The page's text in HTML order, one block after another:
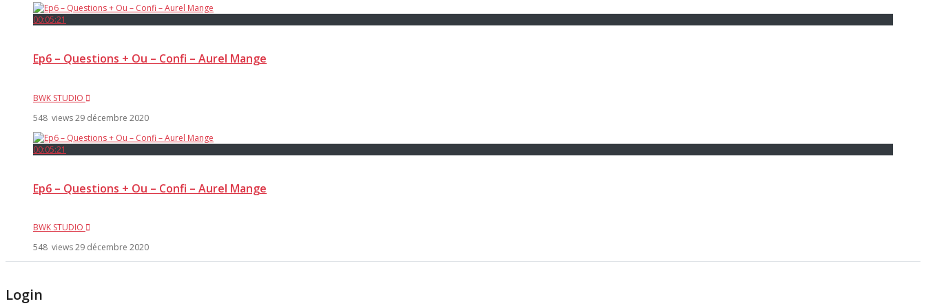
00:05:21
Ep6 – Questions + Ou – Confi – Aurel Mange
BWK STUDIO
548 views29 décembre 2020
00:05:21
Ep6 – Questions + Ou – Confi – Aurel Mange
BWK STUDIO
548 views29 décembre 2020
Login